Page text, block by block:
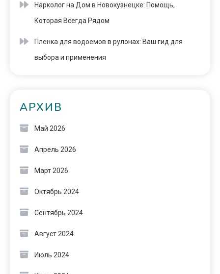
Нарколог на Дом в Новокузнецке: Помощь,
Которая Всегда Рядом
Пленка для водоемов в рулонах: Ваш гид для
выбора и применения
АРХИВ
Май 2026
Апрель 2026
Март 2026
Октябрь 2024
Сентябрь 2024
Август 2024
Июль 2024